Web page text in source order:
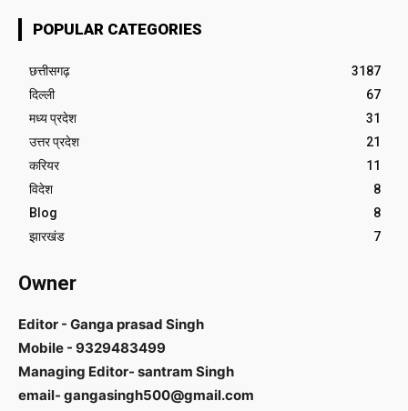
POPULAR CATEGORIES
छत्तीसगढ़
3187
दिल्ली
67
मध्य प्रदेश
31
उत्तर प्रदेश
21
करियर
11
विदेश
8
Blog
8
झारखंड
7
Owner
Editor - Ganga prasad Singh
Mobile - 9329483499
Managing Editor- santram Singh
email- gangasingh500@gmail.com